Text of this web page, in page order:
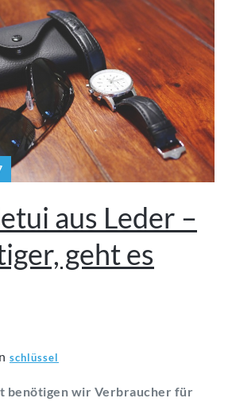
aus Leder –
geht es
schlüssel
benötigen wir Verbraucher für